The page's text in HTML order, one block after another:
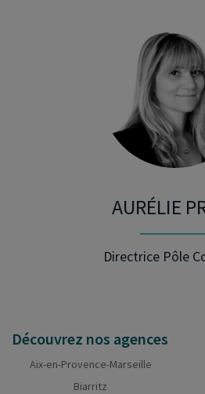
AURÉLIE
Directrice Pôle
Découvrez nos agences
Aix-en-Provence-Marseille
Biarritz